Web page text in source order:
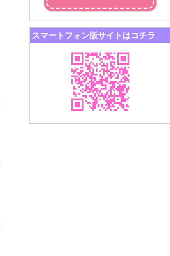
スマートフォン版サイトはコチラ